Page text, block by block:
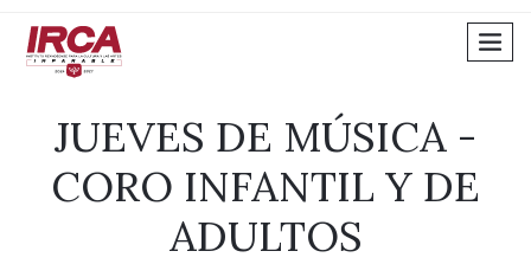
JUEVES DE MÚSICA -
CORO INFANTIL Y DE
ADULTOS